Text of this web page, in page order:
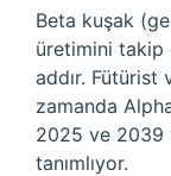
Beta kuşak
üretimini takip
addır. Fütürist
zamanda
2025 ve 2039
tanımlıyor.